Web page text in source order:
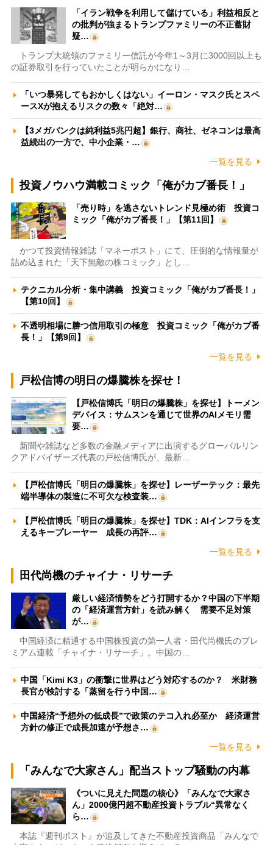
「イラン戦争を利用して儲けている」利益相反と
の批判が強まるトランプファミリーの不正蓄財
疑…
トランプ大統領のファミリー信託が今年1～3月に3000回以上も
の証券取引を行っていたことが明らかになり…
「いつ暴発してもおかしくはない」イーロン・マスク氏とスペ
ースXが抱えるリスクの数々「絶対…
【3メガバンクは純利益5兆円超】銀行、商社、ゼネコンは最高
益続出の一方で、中小企業・…
一覧を見る
投資ノウハウ満載コミック「俺がカブ番長！」
「売り時」を逃さないトレンド見極め術 投資コ
ミック「俺がカブ番長！」【第11回】
かつて投資情報雑誌「マネーポスト」にて、圧倒的な情報量が
詰め込まれた「天下無敵の株コミック」とし…
テクニカル分析・集中講義 投資コミック「俺がカブ番長！」
【第10回】
不透明相場に勝つ信用取引の極意 投資コミック「俺がカブ番
長！」【第9回】
一覧を見る
戸松信博の明日の爆騰株を探せ！
【戸松信博氏「明日の爆騰株」を探せ】トーメン
デバイス：サムスンを通じて世界のAIメモリ需
要…
新聞や雑誌など多数の金融メディアに出演するグローバルリン
クアドバイザーズ代表の戸松信博氏が、最新…
【戸松信博氏「明日の爆騰株」を探せ】レーザーテック：最先
端半導体の製造に不可欠な検査装…
【戸松信博氏「明日の爆騰株」を探せ】TDK：AIインフラを支
えるキープレーヤー 成長の再評…
一覧を見る
田代尚機のチャイナ・リサーチ
厳しい経済情勢をどう打開するか？中国の下半期
の「経済運営方針」を読み解く 需要不足対策
が…
中国経済に精通する中国株投資の第一人者・田代尚機氏のプレ
ミアム連載「チャイナ・リサーチ」。中国の…
中国「Kimi K3」の衝撃に世界はどう対応するのか？ 米財務
長官が検討する「蒸留を行う中国…
中国経済“予想外の低成長”で政策のテコ入れ必至か 経済運営
方針の修正で成長加速が予想さ…
一覧を見る
「みんなで大家さん」配当ストップ騒動の内幕
《ついに見えた問題の核心》「みんなで大家さ
ん」2000億円超不動産投資トラブル“異常なく
ら…
本誌『週刊ポスト』が追及してきた不動産投資商品「みんなで